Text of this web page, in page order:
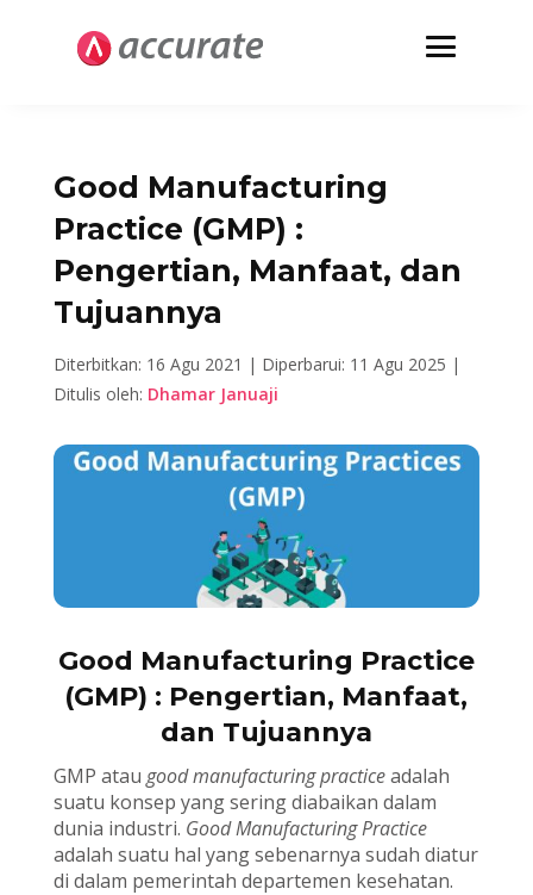
Good Manufacturing
Practice (GMP) :
Pengertian, Manfaat, dan
Tujuannya
Diterbitkan: 16 Agu 2021 | Diperbarui: 11 Agu 2025 |
Ditulis oleh: Dhamar Januaji
Good Manufacturing Practice
(GMP) : Pengertian, Manfaat,
dan Tujuannya
GMP atau good manufacturing practiceadalah
suatu konsep yang sering diabaikan dalam
dunia industri. Good Manufacturing Practice
adalah suatu hal yang sebenarnya sudah diatur
di dalam pemerintah departemen kesehatan.